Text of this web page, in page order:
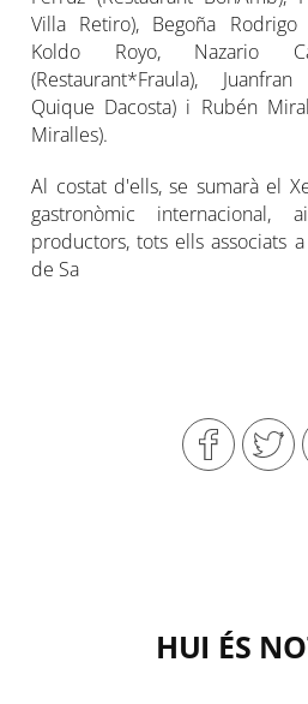
Villa Retiro), Begoña Rodrigo
Koldo Royo, Nazario
(Restaurant*Fraula),
Quique Dacosta) i Rubén
Miralles).
Al costat d'ells, se sumarà el
gastronòmic internacional,
productors, tots ells associats
de Sa
HUI ÉS